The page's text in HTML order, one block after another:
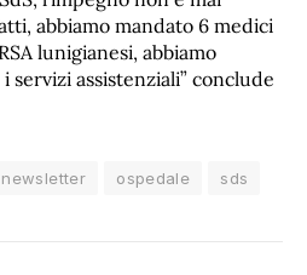
abbiamo mandato 6 medici
lunigianesi, abbiamo
servizi assistenziali” conclude
newsletter ospedale sds